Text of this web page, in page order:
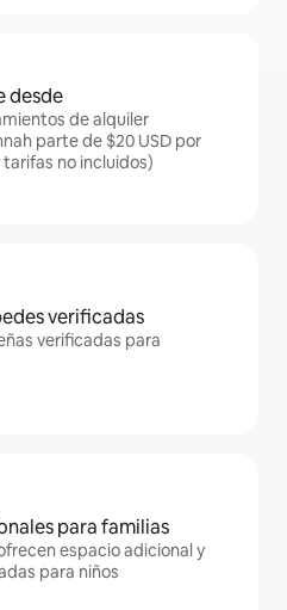
desde
de alquiler
parte de $20 USD por
no incluidos)
verificadas
verificadas para
para familias
espacio adicional y
para niños